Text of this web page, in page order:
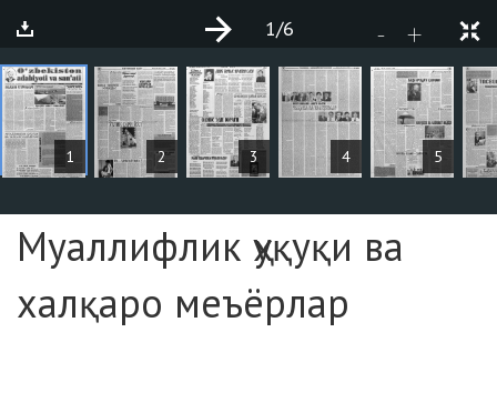
1 2 3 4 5
- +
1/6
ARTICLES
Page №1
Муаллифлик ҳуқуқи ва
халқаро меъёрлар